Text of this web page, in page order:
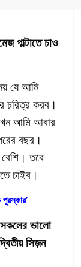
পাল্টাতে চাও
যে আমি
চরিত্র করব।
আমি আবার
বছর।
তবে
চাইব।
পুরস্কার’
সকলের ভালো
সিজ়ন